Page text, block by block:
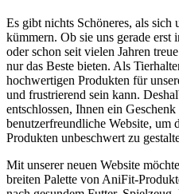
Es gibt ⁤nichts Schöneres, als sich
kümmern. Ob sie uns gerade erst
oder schon seit vielen​ Jahren
nur das Beste bieten. ​Als
hochwertigen Produkten für
und ​frustrierend sein kann.
⁢entschlossen, Ihnen ein
benutzerfreundliche Website, um‍
Produkten unbeschwert zu
Mit unserer neuen Website
breiten Palette ⁢von AniFit-